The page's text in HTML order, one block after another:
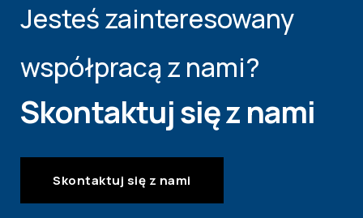
Jesteś zainteresowany
współpracą z nami?
Skontaktuj się z nami
Skontaktuj się z nami